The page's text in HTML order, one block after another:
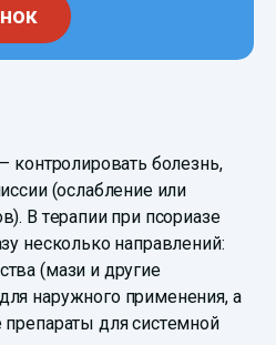
контролировать болезнь,
(ослабление или
В терапии при псориазе
несколько направлений:
(мази и другие
наружного применения, а
для системной